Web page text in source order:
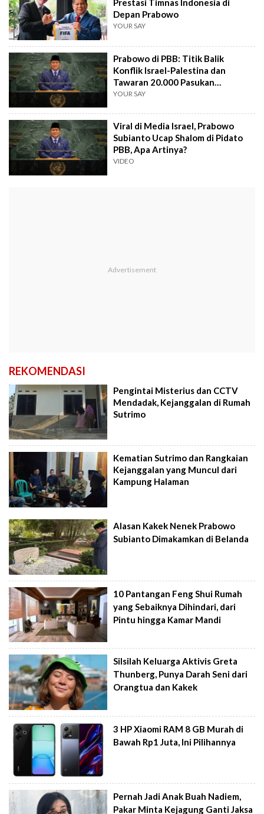
Prestasi Timnas Indonesia di
Depan Prabowo
YOUR SAY
Prabowo di PBB: Titik Balik
Konflik Israel-Palestina dan
Tawaran 20.000 Pasukan
Perdamaian
YOUR SAY
Viral di Media Israel, Prabowo
Subianto Ucap Shalom di Pidato
PBB, Apa Artinya?
VIDEO
REKOMENDASI
Pengintai Misterius dan CCTV
Mendadak, Kejanggalan di Rumah
Sutrimo
Kematian Sutrimo dan Rangkaian
Kejanggalan yang Muncul dari
Kampung Halaman
Alasan Kakek Nenek Prabowo
Subianto Dimakamkan di Belanda
10 Pantangan Feng Shui Rumah
yang Sebaiknya Dihindari, dari
Pintu hingga Kamar Mandi
Silsilah Keluarga Aktivis Greta
Thunberg, Punya Darah Seni dari
Orangtua dan Kakek
3 HP Xiaomi RAM 8 GB Murah di
Bawah Rp1 Juta, Ini Pilihannya
Pernah Jadi Anak Buah Nadiem,
Pakar Minta Kejagung Ganti Jaksa